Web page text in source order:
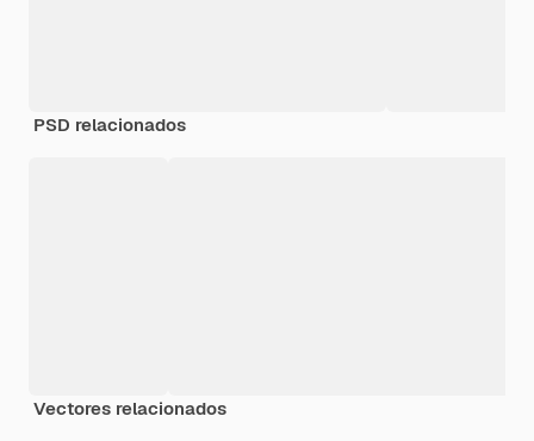
PSD relacionados
Vectores relacionados